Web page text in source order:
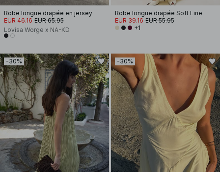
Robe longue drapée en jersey
EUR 46.16 EUR 65.95
Lovisa Worge x NA-KD
Robe longue drapée Soft Line
EUR 39.16 EUR 55.95
+1
-30% -30%